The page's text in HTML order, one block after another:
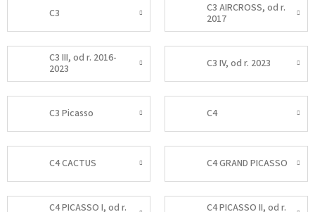
C3
C3 AIRCROSS, od r.
2017
C3 III, od r. 2016-
2023
C3 IV, od r. 2023
C3 Picasso C4
C4 CACTUS C4 GRAND PICASSO
C4 PICASSO I, od r.
C4 PICASSO II, od r.